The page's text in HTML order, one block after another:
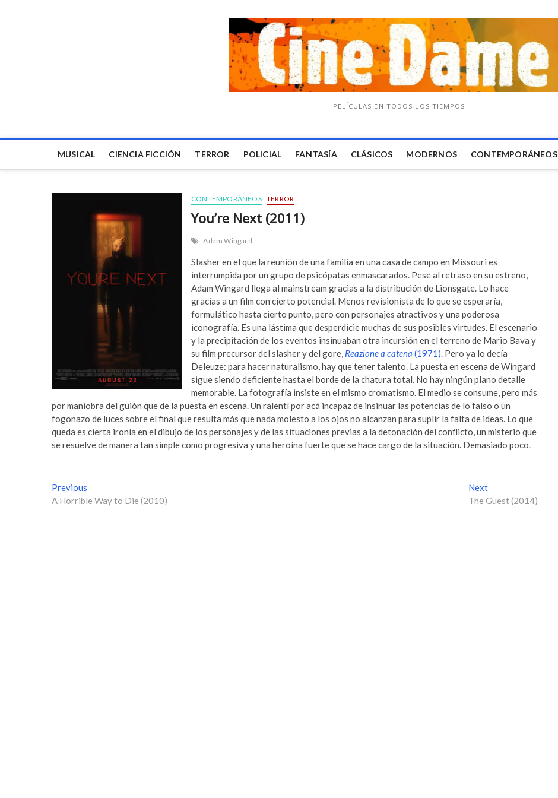
PELÍCULAS EN TODOS LOS TIEMPOS
MUSICAL CIENCIA FICCIÓN TERROR POLICIAL FANTASÍA CLÁSICOS MODERNOS CONTEMPORÁNEOS
CONTEMPORÁNEOS TERROR
You’re Next (2011)
Adam Wingard
Slasher en el que la reunión de una familia en una casa de campo en Missouri es
interrumpida por un grupo de psicópatas enmascarados. Pese al retraso en su estreno,
Adam Wingard llega al mainstream gracias a la distribución de Lionsgate. Lo hace
gracias a un film con cierto potencial. Menos revisionista de lo que se esperaría,
formulático hasta cierto punto, pero con personajes atractivos y una poderosa
iconografía. Es una lástima que desperdicie muchas de sus posibles virtudes. El escenario
y la precipitación de los eventos insinuaban otra incursión en el terreno de Mario Bava y
su film precursor del slasher y del gore, Reazione a catena (1971). Pero ya lo decía
Deleuze: para hacer naturalismo, hay que tener talento. La puesta en escena de Wingard
sigue siendo deficiente hasta el borde de la chatura total. No hay ningún plano detalle
memorable. La fotografía insiste en el mismo cromatismo. El medio se consume, pero más
por maniobra del guión que de la puesta en escena. Un ralentí por acá incapaz de insinuar las potencias de lo falso o un
fogonazo de luces sobre el final que resulta más que nada molesto a los ojos no alcanzan para suplir la falta de ideas. Lo que
queda es cierta ironía en el dibujo de los personajes y de las situaciones previas a la detonación del conflicto, un misterio que
se resuelve de manera tan simple como progresiva y una heroína fuerte que se hace cargo de la situación. Demasiado poco.
N
a
Previous
r
A Horrible Way to Die (2010)
Next
e
The Guest (2014)